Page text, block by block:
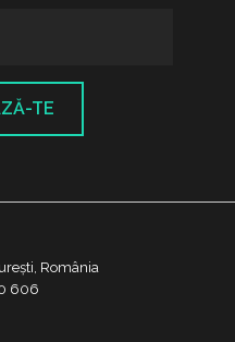
TE
România
606